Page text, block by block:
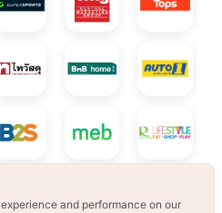
and performance on our